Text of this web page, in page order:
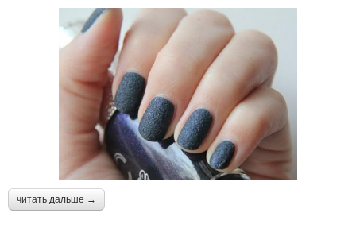
читать дальше →